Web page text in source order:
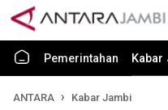
Pemerintahan Kabar
ANTARA Kabar Jambi